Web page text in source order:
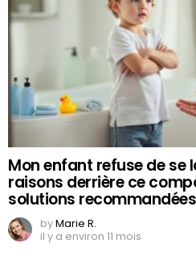
Mon enfant refuse de se
raisons derrière ce
solutions
byMarie R.
il y a environ 11 mois